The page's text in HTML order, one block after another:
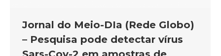
Jornal do Meio-DIa (Rede Globo)
– Pesquisa pode detectar vírus